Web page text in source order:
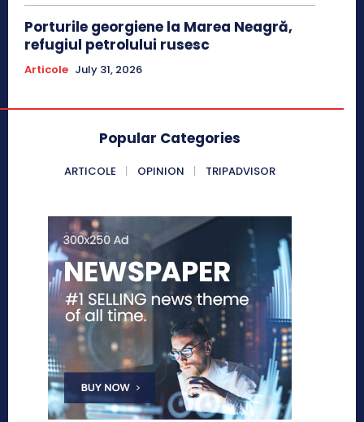
Porturile georgiene la Marea Neagră,
refugiul petrolului rusesc
Articole July 31, 2026
Popular Categories
ARTICOLE OPINION TRIPADVISOR